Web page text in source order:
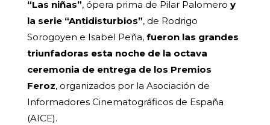
“Las niñas”, ópera prima de Pilar Palomero y
la serie “Antidisturbios”, de Rodrigo
Sorogoyen e Isabel Peña, fueron las grandes
triunfadoras esta noche de la octava
ceremonia de entrega de los Premios
Feroz, organizados por la Asociación de
Informadores Cinematográficos de España
(AICE).